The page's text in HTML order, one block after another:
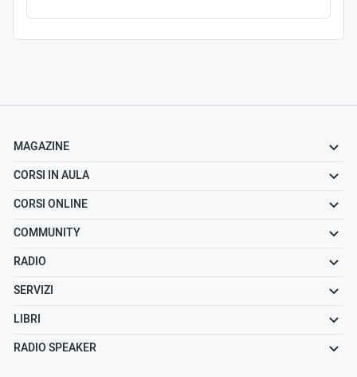
MAGAZINE
CORSI IN AULA
CORSI ONLINE
COMMUNITY
RADIO
SERVIZI
LIBRI
RADIO SPEAKER